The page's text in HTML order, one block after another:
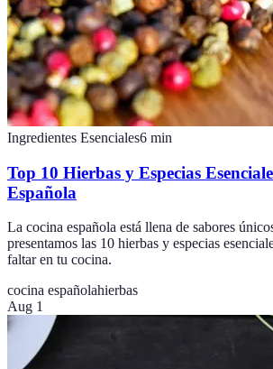
Ingredientes Esenciales6 min
Top 10 Hierbas y Especias
Española
La cocina española está llena de sabores
presentamos las 10 hierbas y especias
faltar en tu cocina.
cocina españolahierbas
Aug 1